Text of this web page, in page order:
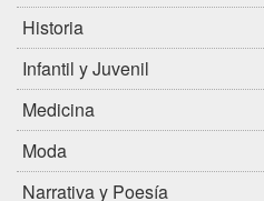
Historia
Infantil y Juvenil
Medicina
Moda
Narrativa y Poesía